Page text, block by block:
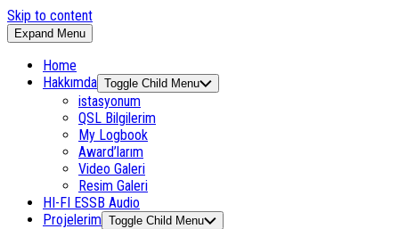
Skip to content
Expand Menu
Home
Hakkımda Toggle Child Menu
istasyonum
QSL Bilgilerim
My Logbook
Award’larım
Video Galeri
Resim Galeri
HI-FI ESSB Audio
Projelerim Toggle Child Menu